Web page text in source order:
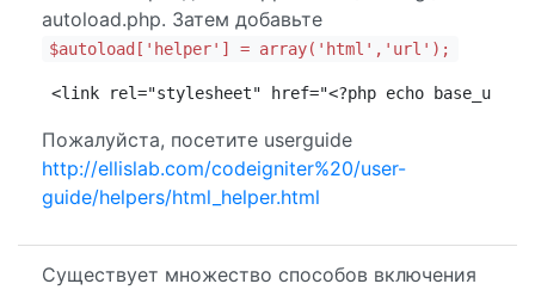
autoload.php. Затем добавьте
$autoload['helper'] = array('html','url');
<link rel="stylesheet" href="<?php echo
Пожалуйста, посетите userguide
http://ellislab.com/codeigniter%20/user-
guide/helpers/html_helper.html
Существует множество способов включения